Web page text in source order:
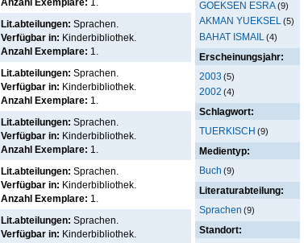
GOEKSEN ESRA(9)
AKMAN YUEKSEL (5)
BAHAT ISMAIL (4)
Erscheinungsjahr:
2003 (5)
2002 (4)
Schlagwort:
TUERKISCH (9)
Medientyp:
Buch (9)
Literaturabteilung:
Sprachen (9)
Standort:
Anzahl Exemplare: 1.
Lit.abteilungen: Sprachen.
Verfügbar in: Kinderbibliothek
Anzahl Exemplare: 1.
Lit.abteilungen: Sprachen.
Verfügbar in: Kinderbibliothek
Anzahl Exemplare: 1.
Lit.abteilungen: Sprachen.
Verfügbar in: Kinderbibliothek
Anzahl Exemplare: 1.
Lit.abteilungen: Sprachen.
Verfügbar in: Kinderbibliothek
Anzahl Exemplare: 1.
Lit.abteilungen: Sprachen.
Verfügbar in: Kinderbibliothek